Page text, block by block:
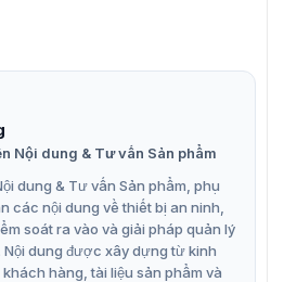
12 V 1 A
rộng với khoảng cách IR lên
Nội dung & Tư vấn Sản phẩm
dung & Tư vấn Sản phẩm, phụ
các nội dung về thiết bị an ninh,
soát ra vào và giải pháp quản lý
Nội dung được xây dựng từ kinh
hàng, tài liệu sản phẩm và